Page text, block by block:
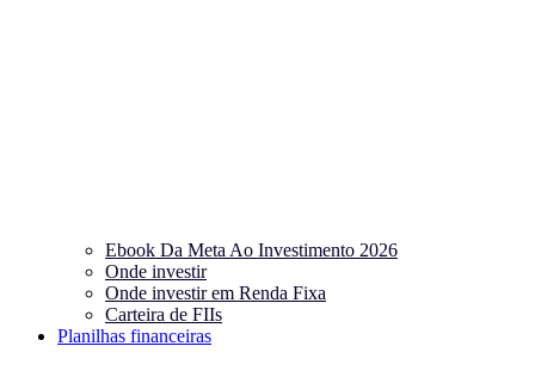
Ebook Da Meta Ao Investimento 2026
Onde investir
Onde investir em Renda Fixa
Carteira de FIIs
Planilhas financeiras